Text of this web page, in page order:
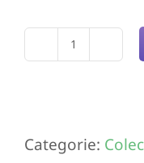
Cantitate
Categorie: